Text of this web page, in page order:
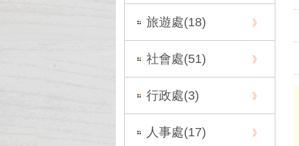
旅遊處(18)
社會處(51)
行政處(3)
人事處(17)